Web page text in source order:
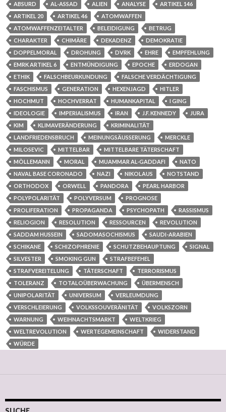
ABSURD
AL-ASSAD ALIEN ANALYSE
ARTIKEL 146
ARTIKEL 20
ARTIKEL 46
ATOMWAFFEN
ATOMWAFFENZEITALTER
BELEIDIGUNG
BETRUG
CHARAKTER
CHIMÄRE DEKADENZ
DEMOKRATIE
DOPPELMORAL
DROHUNG DVRK EHRE
EMPFEHLUNG
EMRK ARTIKEL 6
ENTMÜNDIGUNG EPOCHE
ERDOGAN
ETHIK
FALSCHBEURKUNDUNG
FALSCHE VERDÄCHTIGUNG
FASCHISMUS
GENERATION HEXENJAGD
HITLER
HOCHMUT
HOCHVERRAT HUMANKAPITAL
I GING
IDEOLOGIE
IMPERIALISMUS IRAN J.F. KENNEDY
JURA
KIM
KLIMAVERÄNDERUNG
KRIMINALITÄT
LANDFRIEDENSBRUCH
MEINUNGSÄUSSERUNG
MERCKLE
MILOSEVIC
MITTELBAR
MITTELBARE TÄTERSCHAFT
MÖLLEMANN
MORAL MUAMMAR AL-GADDAFI
NATO
NAVAL BASE CORONADO
NAZI NIKOLAUS
NOTSTAND
ORTHODOX
ORWELL PANDORA
PEARL HARBOR
POLYPOLARITÄT
POLYVERSUM
PROGNOSE
PROLIFERATION
PROPAGANDA PSYCHOPATH
RASSISMUS
RELIOGION
RESOLUTION RESSOURCEN
REVOLUTION
SADDAM HUSSEIN
SADOMASOCHISMUS
SAUDI-ARABIEN
SCHIKANE
SCHIZOPHRENIE SCHUTZBEHAUPTUNG
SIGNAL
SILVESTER
SMOKING GUN
STRAFBEFEHEL
STRAFVEREITELUNG
TÄTERSCHAFT
TERRORISMUS
TOLERANZ
TOTALOÜBERWACHUNG
ÜBERMENSCH
UNIPOLARITÄT
UNIVERSUM
VERLEUMDUNG
VERSCHLEIERUNG
VOLKSSOUVERÄNITÄT
VOLKSZORN
WARNUNG
WEIHNACHTSMARKT
WELTKRIEG
WELTREVOLUTION
WERTEGEMEINSCHAFT
WIDERSTAND
WÜRDE